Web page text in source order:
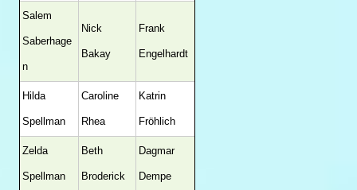
Salem
Saberhage
n
Nick
Bakay
Frank
Engelhardt
Hilda
Spellman
Caroline
Rhea
Katrin
Fröhlich
Zelda
Spellman
Beth
Broderick
Dagmar
Dempe